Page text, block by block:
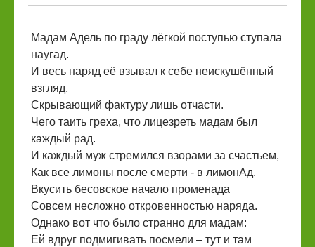
Мадам Адель по граду лёгкой поступью ступала
наугад.
И весь наряд её взывал к себе неискушённый
взгляд,
Скрывающий фактуру лишь отчасти.
Чего таить греха, что лицезреть мадам был
каждый рад.
И каждый муж стремился взорами за счастьем,
Как все лимоны после смерти - в лимонАд.
Вкусить бесовское начало променада
Совсем несложно откровенностью наряда.
Однако вот что было странно для мадам:
Ей вдруг подмигивать посмели – тут и там